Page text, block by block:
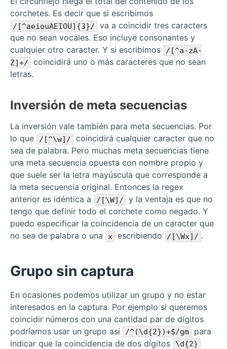
corchetes. Es decir que si escribimos
/[^aeiouAEIOU]{3}/
va a coincidir tres caracters
que no sean vocales. Eso incluye consonantes y
cualquier otro caracter. Y si escribimos
/[^a-zA-
Z]+/
coincidirá uno o más caracteres que no sean
letras.
Inversión de meta secuencias
La inversión vale también para meta secuencias. Por
lo que
/[^\w]/
coincidirá cualquier caracter que no
sea de palabra. Pero muchas meta secuencias tiene
una meta secuencia opuesta con nombre propio y
que suele ser la letra mayúscula que corresponde a
la meta secuencia original. Entonces la regex
anterior es idéntica a
/[\W]/
y la ventaja es que no
tengo que definir todo el corchete como negado. Y
puedo especificar la coincidencia de un caracter que
no sea de palabra o una
x escribiendo /[\Wx]/ .
Grupo sin captura
En ocasiones podemos utilizar un grupo y no estar
interesados en la captura. Por ejemplo si queremos
coincidir números con una cantidad par de dígitos
podríamos usar un grupo así
/^(\d{2})+$/gm
para
indicar que la coincidencia de dos dígitos
\d{2}